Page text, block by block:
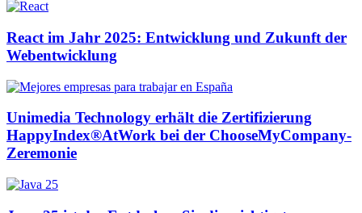
React im Jahr 2025: Entwicklung und Zukunft der
Webentwicklung
Unimedia Technology erhält die Zertifizierung
HappyIndex®AtWork bei der ChooseMyCompany-
Zeremonie